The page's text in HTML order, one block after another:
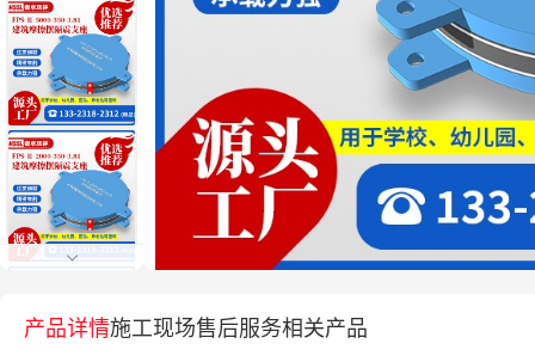
产品详情施工现场售后服务相关产品